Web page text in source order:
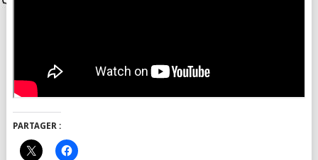
PARTAGER :